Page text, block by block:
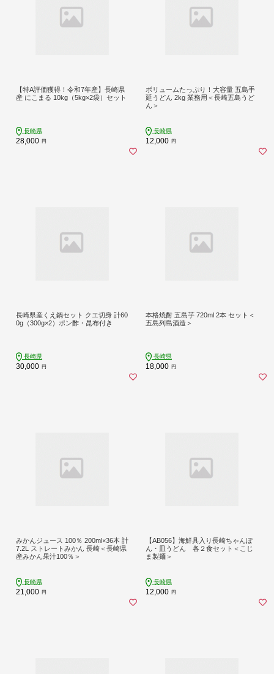
【特A評価獲得！令和7年産】長崎県
産 にこまる 10kg（5kg×2袋）セット
長崎県
28,000 円
ボリュームたっぷり！大容量 五島手
延うどん 2kg 業務用＜長崎五島うど
ん＞
長崎県
12,000 円
長崎県産くえ鍋セット クエ切身 計60
0g（300g×2）ポン酢・昆布付き
長崎県
30,000 円
本格焼酎 五島芋 720ml 2本 セット＜
五島列島酒造＞
長崎県
18,000 円
みかんジュース 100％ 200ml×36本 計
7.2L ストレートみかん 長崎＜長崎県
産みかん果汁100％＞
長崎県
21,000 円
【AB056】海鮮具入り長崎ちゃんぽ
ん・皿うどん 各２食セット＜こじ
ま製麺＞
長崎県
12,000 円